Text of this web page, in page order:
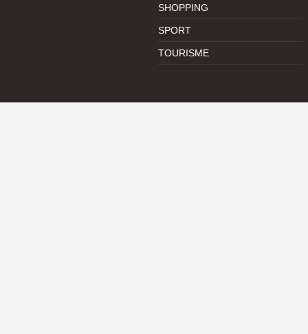
SHOPPING
SPORT
TOURISME